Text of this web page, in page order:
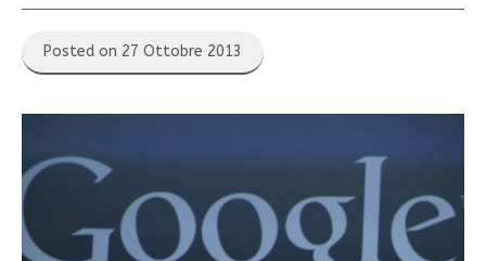
Posted on 27 Ottobre 2013